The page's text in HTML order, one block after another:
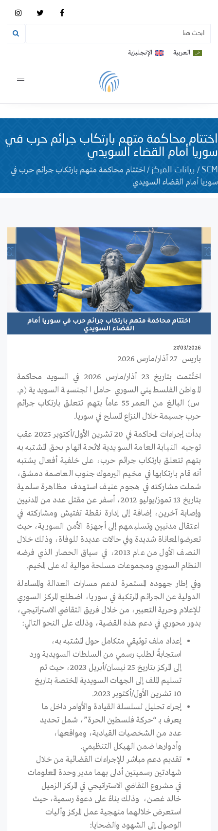
العربية الإنجليزية
Toggle
اختتام محاكمة متهم بارتكاب جرائم حرب في
سوريا أمام القضاء السويدي
SCM
/ بيانات المركز / اختتام محاكمة متهم بارتكاب جرائم حرب في
سوريا أمام القضاء السويدي
27/03/2026
باريس- 27 آذار/مارس 2026
اختُتمت بتاريخ 23 آذار/مارس 2026 في السويد محاكمة
المواطن الفلسطيني السوري حامل الجنسية السويدية (م.
س) البالغ من العمر 55 عاماً بتهم تتعلق بارتكاب جرائم
حرب جسيمة خلال النزاع المسلح في سوريا.
بدأت إجراءات المحاكمة في 20 تشرين الأول/أكتوبر 2025
عقب
توجيه النيابة العامة السويدية لائحة اتهام بحق المشتبه به
بتهم تتعلق بارتكاب جرائم حرب، على خلفية أفعال يشتبه
أنه قام بارتكابها في مخيم اليرموك جنوب العاصمة دمشق،
شملت مشاركته في هجوم عنيف استهدف مظاهرة سلمية
بتاريخ 13 تموز/يوليو 2012، أسفر عن مقتل عدد من المدنيين
وإصابة آخرين، إضافة إلى إدارة نقطة تفتيش ومشاركته في
اعتقال مدنيين وتسليمهم إلى أجهزة الأمن السورية، حيث
تعرضوا لمعاناة شديدة وفي حالات عديدة للوفاة، وذلك خلال
النصف الأول من عام 2013، في سياق الحصار الذي فرضه
النظام السوري ومجموعات مسلحة موالية له على المخيم.
وفي إطار جهوده المستمرة لدعم مسارات العدالة والمساءلة
الدولية عن الجرائم المرتكبة في سوريا، اضطلع المركز السوري
للإعلام وحرية التعبير، من خلال فريق التقاضي الاستراتيجي،
بدور محوري في دعم هذه القضية، وذلك على النحو التالي:
إعداد ملف توثيقي متكامل حول المشتبه به،
استجابةً لطلب رسمي من السلطات السويدية ورد
إلى المركز بتاريخ 25 نيسان/أبريل 2023، حيث تم
تسليم الملف إلى الجهات السويدية المختصة بتاريخ
10 تشرين الأول/أكتوبر 2023.
إجراء تحليل لسلسلة القيادة والأوامر داخل ما
يعرف بـ “حركة فلسطين الحرة”، شمل تحديد
عدد من الشخصيات القيادية، ومواقعها،
وأدوارها ضمن الهيكل التنظيمي.
تقديم دعم مباشر للإجراءات القضائية من خلال
شهادتين رسميتين أدلى بهما مدير وحدة المعلومات
في مشروع التقاضي الاستراتيجي في المركز الزميل
خالد غصن، وذلك بناءً على دعوة رسمية، حيث
استعرض خلالهما منهجية عمل المركز وآليات
الوصول إلى الشهود والضحايا: